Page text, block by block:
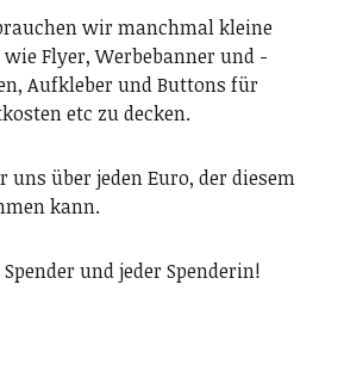
wir manchmal kleine
wie Flyer, Werbebanner und -
Aufkleber und Buttons für
etc zu decken.
uns über jeden Euro, der diesem
kann.
und jeder Spenderin!